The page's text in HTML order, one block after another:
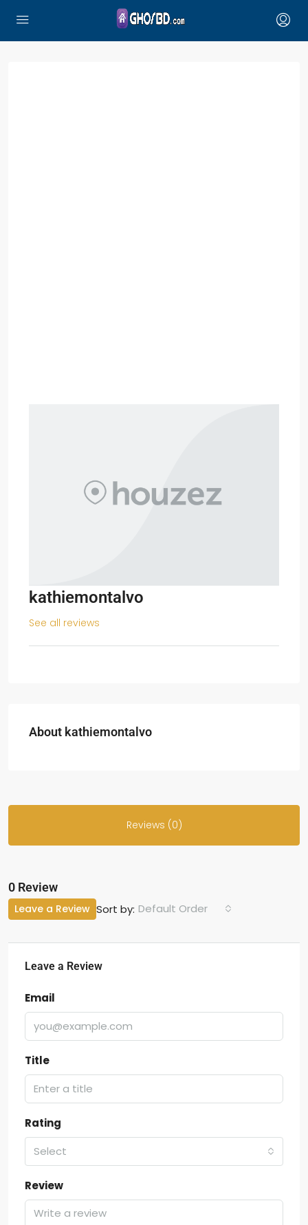
kathiemontalvo
See all reviews
About kathiemontalvo
Reviews (0)
0 Review
Sort by: Default Order
Leave a Review
Leave a Review
Email
Title
Rating
Select
Review